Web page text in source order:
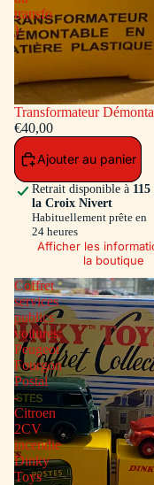
transfo
)
Transformateur
matiére plastique Ref ADT-833
( Accessoires a l'intérieur
transfo )
€40,00
Ajouter au panier
Retrait disponible à
la Croix Nivert
Habituellement prête en
24 heures
Afficher les
la boutique
Coffret
services
publics
voitures:
Peugeot
Fourgon
Postal
-
Citroen
2CV
incendie
Dinky
Toys